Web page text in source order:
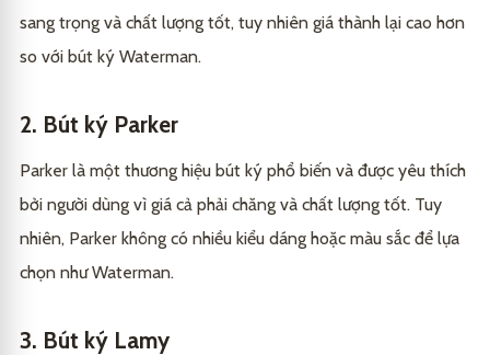
sang trọng và chất lượng tốt, tuy nhiên giá thành lại cao hơn
so với bút ký Waterman.
2. Bút ký Parker
Parker là một thương hiệu bút ký phổ biến và được yêu thích
bởi người dùng vì giá cả phải chăng và chất lượng tốt. Tuy
nhiên, Parker không có nhiều kiểu dáng hoặc màu sắc để lựa
chọn như Waterman.
3. Bút ký Lamy